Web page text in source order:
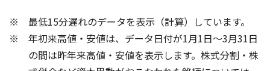
1,500
2,000
2,500
1,500
2,000
2,500
最低15分遅れのデータを表示（計算）しています。
年初来高値・安値は、データ日付が1月1日～3月31日
の間は昨年来高値・安値を表示します。株式分割・株